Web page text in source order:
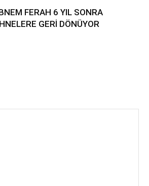
FERAH 6 YIL SONRA
GERİ DÖNÜYOR